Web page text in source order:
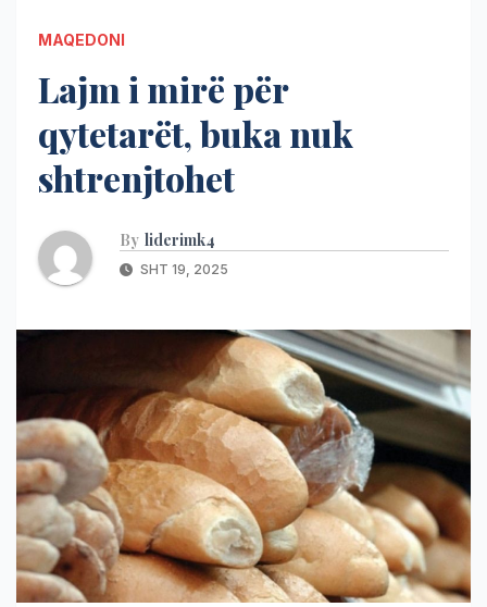
MAQEDONI
Lajm i mirë për
qytetarët, buka nuk
shtrenjtohet
By liderimk4
SHT 19, 2025